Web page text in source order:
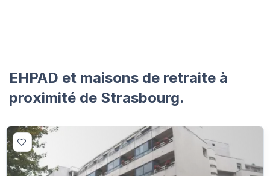
EHPAD et maisons de retraite à
proximité de Strasbourg.